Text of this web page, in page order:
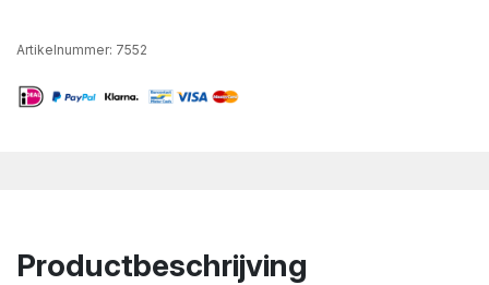
Artikelnummer: 7552
Productbeschrijving